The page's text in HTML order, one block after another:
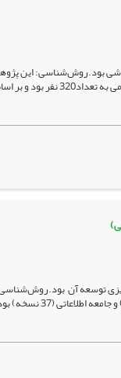
درجه دنیسون در فدراسیون‌های ورزشی
توسعه آن
رویکرد تحلیل ساختاری-کارکردی